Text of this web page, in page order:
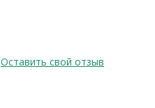
Оставить свой отзыв